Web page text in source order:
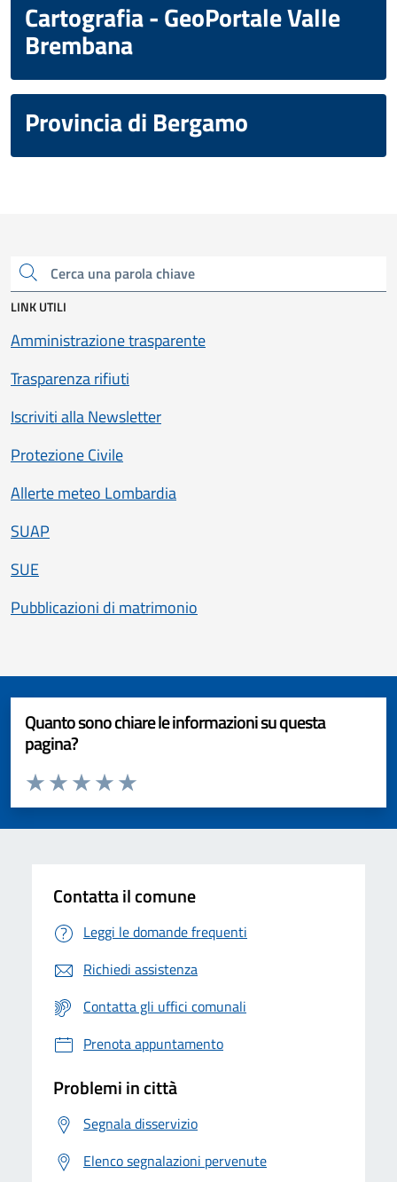
Cartografia - GeoPortale Valle
Brembana
Provincia di Bergamo
Cerca una parola chiave
LINK UTILI
Amministrazione trasparente
Trasparenza rifiuti
Iscriviti alla Newsletter
Protezione Civile
Allerte meteo Lombardia
SUAP
SUE
Pubblicazioni di matrimonio
Quanto sono chiare le informazioni su questa
pagina?
Valuta da 1 a 5 stelle la pagina
Contatta il comune
Leggi le domande frequenti
Richiedi assistenza
Contatta gli uffici comunali
Prenota appuntamento
Problemi in città
Segnala disservizio
Elenco segnalazioni pervenute